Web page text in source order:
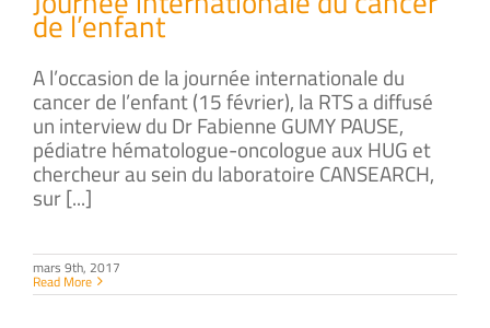
de l’enfant
A l’occasion de la journée internationale du
cancer de l’enfant (15 février), la RTS a diffusé
un interview du Dr Fabienne GUMY PAUSE,
pédiatre hématologue-oncologue aux HUG et
chercheur au sein du laboratoire CANSEARCH,
sur [...]
mars 9th, 2017
Read More